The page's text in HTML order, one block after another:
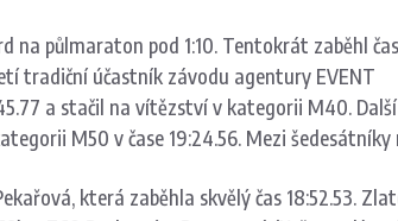
na půlmaraton pod 1:10. Tentokrát zaběhl čas
tradiční účastník závodu agentury EVENT
a stačil na vítězství v kategorii M40. Další
M50 v čase 19:24.56. Mezi
která zaběhla skvělý čas 18:52.53.